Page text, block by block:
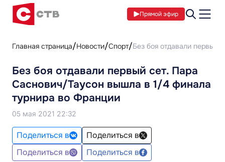
Прямой эфир
Главная страница Новости Спорт Без боя отдавали первый
Без боя отдавали первый сет. Пара
Саснович/Таусон вышла в 1/4 финала
турнира во Франции
05 мая 2021 22:32
Поделиться в
Поделиться в
Поделиться в
Поделиться в